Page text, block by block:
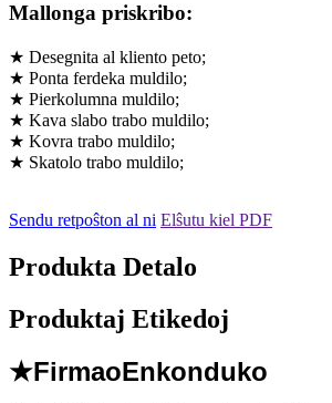
Mallonga priskribo:
★ Desegnita al kliento peto;
★ Ponta ferdeka muldilo;
★ Pierkolumna muldilo;
★ Kava slabo trabo muldilo;
★ Kovra trabo muldilo;
★ Skatolo trabo muldilo;
Sendu retpoŝton al ni Elŝutu kiel PDF
Produkta Detalo
Produktaj Etikedoj
★FirmaoEnkonduko